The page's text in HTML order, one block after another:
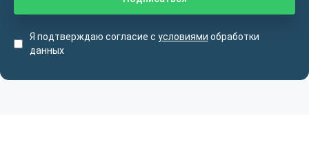
Я подтверждаю согласие с условиями обработки
данных